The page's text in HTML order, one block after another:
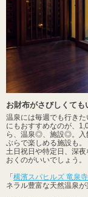
お財布がさびしくて
温泉には毎週でも行き
にもおすすめなのが、
ら、温泉◎、施設◎。入
ぶらで楽しめる施設も。
土日祝日や特定日、深
おくのがいいでしょう。
「 横濱スパヒルズ 竜泉
ネラル豊富な天然温泉が